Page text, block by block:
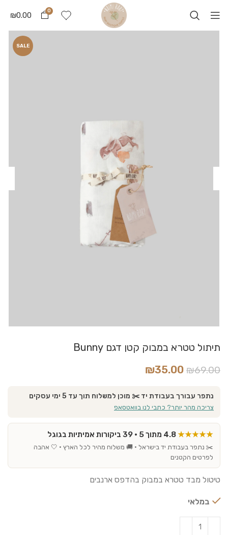
0
₪0.00
SALE
תיתול טטרא במבוק קטן דגם Bunny
₪69.00
₪35.00
נתפר עבורך בעבודת יד ✂️ מוכן למשלוח תוך עד 5 ימי עסקים
צריכה מהר יותר? כתבי לנו בוואטסאפ
★★★★★
✂️ נתפר בעבודת יד בישראל · 🚚 משלוח מהיר לכל הארץ · 🤍 אהבה
לפרטים הקטנים
טיטול מבד טטרא במבוק בהדפס ארנבים
במלאי